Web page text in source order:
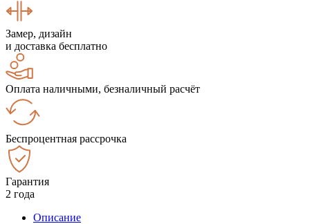
Замер, дизайн
и доставка бесплатно
Оплата наличными, безналичный расчёт
Беспроцентная рассрочка
Гарантия
2 года
Описание